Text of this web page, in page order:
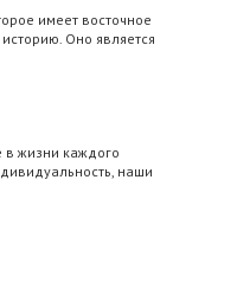
имеет восточное
Оно является
жизни каждого
наши